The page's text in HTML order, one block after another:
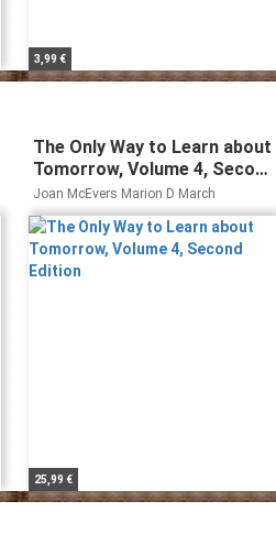
3,99 €
The Only Way to Learn about
Tomorrow, Volume 4, Second
Edition
Joan McEvers Marion D March
25,99 €